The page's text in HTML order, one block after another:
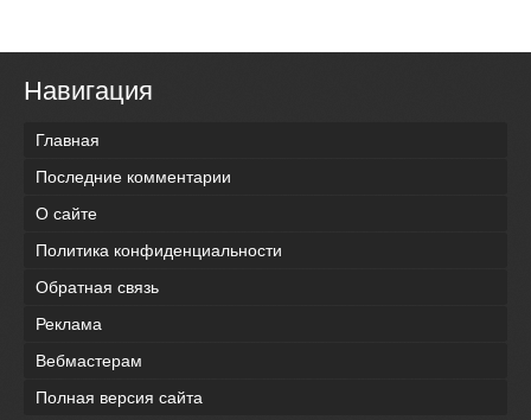
Навигация
Главная
Последние комментарии
О сайте
Политика конфиденциальности
Обратная связь
Реклама
Вебмастерам
Полная версия сайта